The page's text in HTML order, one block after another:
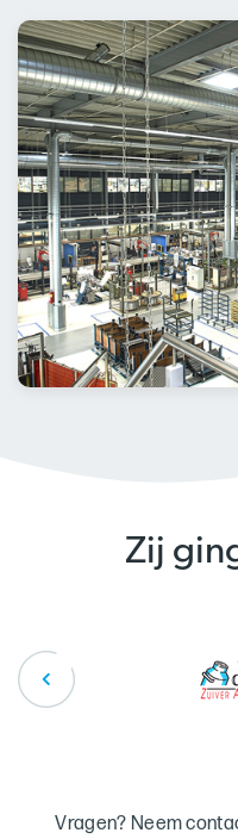
Zij
Vragen? Neem